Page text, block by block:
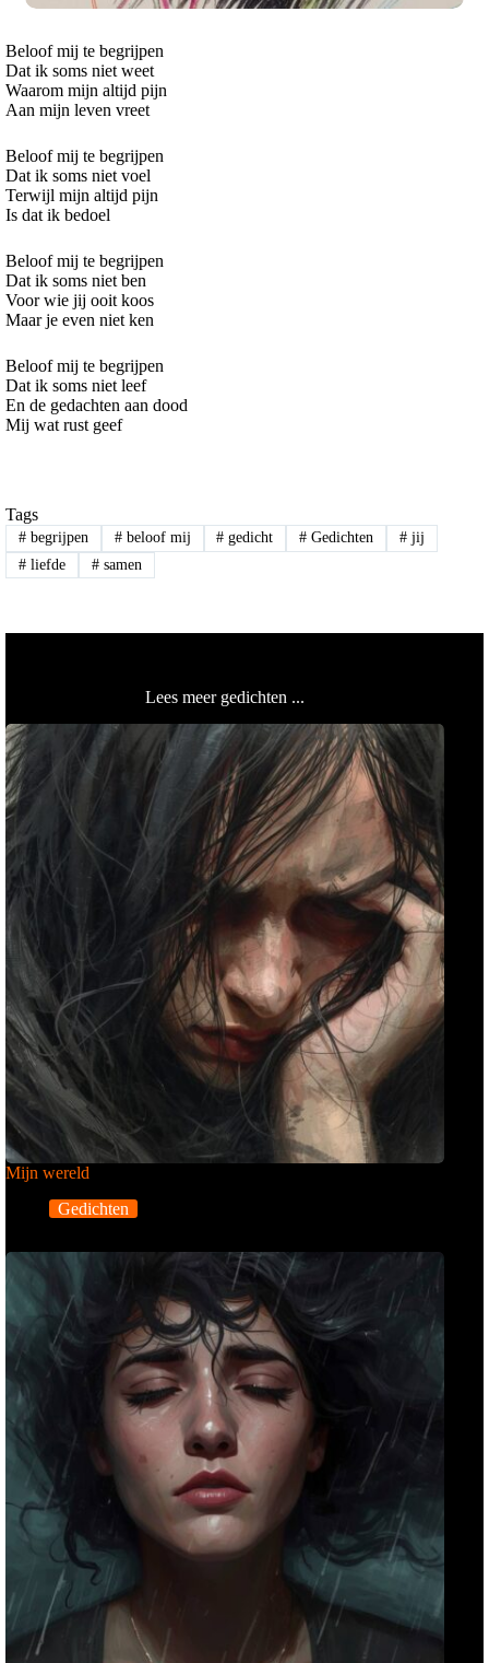
Beloof mij te begrijpen
Dat ik soms niet weet
Waarom mijn altijd pijn
Aan mijn leven vreet
Beloof mij te begrijpen
Dat ik soms niet voel
Terwijl mijn altijd pijn
Is dat ik bedoel
Beloof mij te begrijpen
Dat ik soms niet ben
Voor wie jij ooit koos
Maar je even niet ken
Beloof mij te begrijpen
Dat ik soms niet leef
En de gedachten aan dood
Mij wat rust geef
Tags
#begrijpen #beloof mij # gedicht # Gedichten # jij
#liefde #samen
Lees meer gedichten ...
Mijn wereld
Gedichten